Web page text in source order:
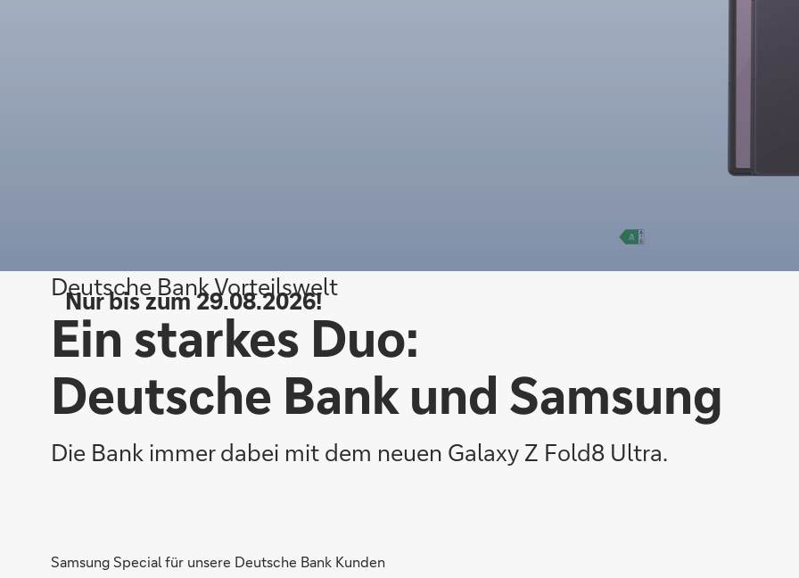
Nur bis zum 29.08.2026!
Deutsche Bank Vorteilswelt
Ein starkes Duo:
Deutsche Bank und Samsung
Die Bank immer dabei mit dem neuen Galaxy Z Fold8 Ultra.
Samsung Special für unsere Deutsche Bank Kunden